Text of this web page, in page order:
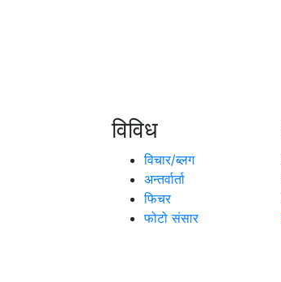
विविध
विचार/ब्लग
अन्तर्वार्ता
फिचर
फोटो संसार